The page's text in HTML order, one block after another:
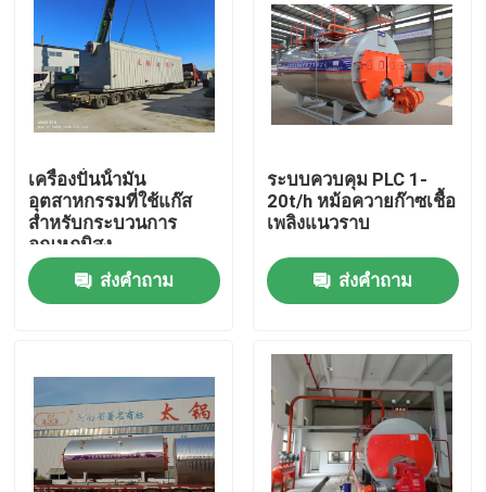
บ้าน
วิดีโอ
เครื่องปั่นน้ํามัน
อุตสาหกรรมที่ใช้แก๊ส
สําหรับกระบวนการ
อุณหภูมิสูง
ส่งคำถาม
ระบบควบคุม PLC 1-
20t/h หม้อควายก๊าซเชื้อ
เพลิงแนวราบ
ส่งคำถาม